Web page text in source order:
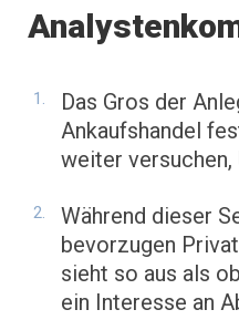
Das Gros der
Ankaufshandel
weiter versuchen,
Während dieser
bevorzugen
sieht so aus als
ein Interesse an